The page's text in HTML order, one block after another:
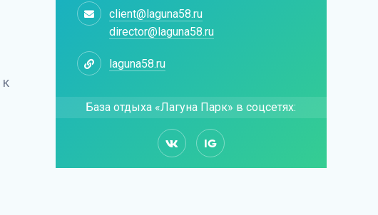
client@laguna58.ru
director@laguna58.ru
laguna58.ru
База отдыха «Лагуна Парк» в соцсетях:
IG